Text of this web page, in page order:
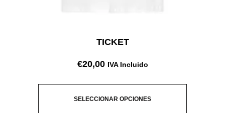
TICKET
€20,00 IVA Incluido
SELECCIONAR OPCIONES